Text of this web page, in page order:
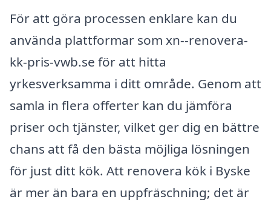
För att göra processen enklare kan du
använda plattformar som xn--renovera-
kk-pris-vwb.se för att hitta
yrkesverksamma i ditt område. Genom att
samla in flera offerter kan du jämföra
priser och tjänster, vilket ger dig en bättre
chans att få den bästa möjliga lösningen
för just ditt kök. Att renovera kök i Byske
är mer än bara en uppfräschning; det är